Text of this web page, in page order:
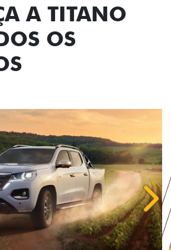
A TITANO
OS